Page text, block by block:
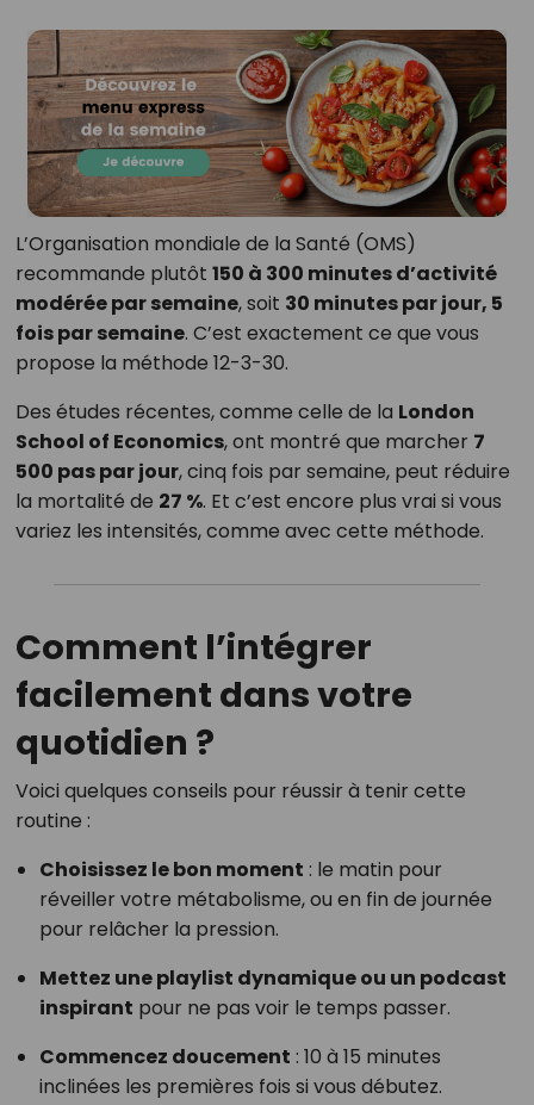
L’Organisation mondiale de la Santé (OMS)
recommande plutôt 150 à 300 minutes d’activité
modérée par semaine, soit 30 minutes par jour, 5
fois par semaine. C’est exactement ce que vous
propose la méthode 12-3-30.
Des études récentes, comme celle de la London
School of Economics, ont montré que marcher 7
500 pas par jour, cinq fois par semaine, peut réduire
la mortalité de 27 %. Et c’est encore plus vrai si vous
variez les intensités, comme avec cette méthode.
Comment l’intégrer
facilement dans votre
quotidien ?
Voici quelques conseils pour réussir à tenir cette
routine :
Choisissez le bon moment : le matin pour
réveiller votre métabolisme, ou en fin de journée
pour relâcher la pression.
Mettez une playlist dynamique ou un podcast
inspirant pour ne pas voir le temps passer.
Commencez doucement : 10 à 15 minutes
inclinées les premières fois si vous débutez.